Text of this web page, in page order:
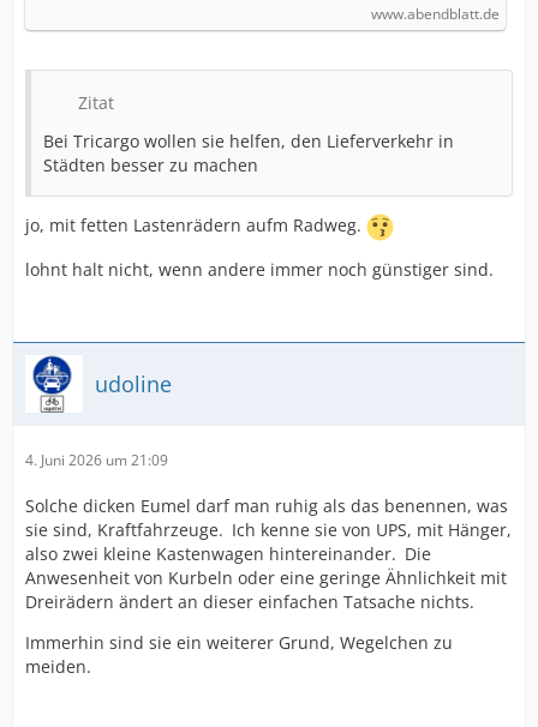
www.abendblatt.de
Zitat
Bei Tricargo wollen sie helfen, den Lieferverkehr in
Städten besser zu machen
jo, mit fetten Lastenrädern aufm Radweg.
lohnt halt nicht, wenn andere immer noch günstiger sind.
udoline
4. Juni 2026 um 21:09
Solche dicken Eumel darf man ruhig als das benennen, was
sie sind, Kraftfahrzeuge. Ich kenne sie von UPS, mit Hänger,
also zwei kleine Kastenwagen hintereinander. Die
Anwesenheit von Kurbeln oder eine geringe Ähnlichkeit mit
Dreirädern ändert an dieser einfachen Tatsache nichts.
Immerhin sind sie ein weiterer Grund, Wegelchen zu
meiden.